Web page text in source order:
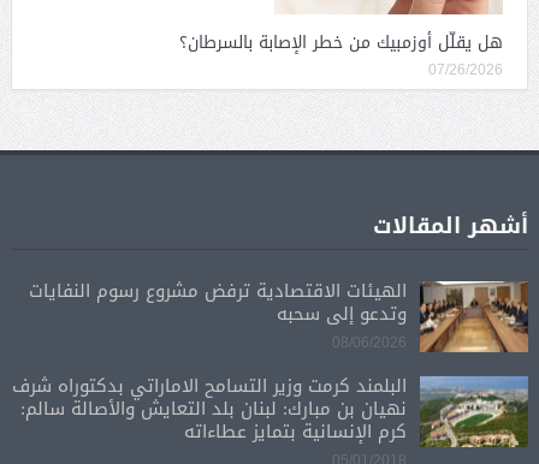
هل يقلّل أوزمبيك من خطر الإصابة بالسرطان؟
07/26/2026
أشهر المقالات
الهيئات الاقتصادية ترفض مشروع رسوم النفايات
وتدعو إلى سحبه
08/06/2026
البلمند كرمت وزير التسامح الاماراتي بدكتوراه شرف
نهيان بن مبارك: لبنان بلد التعايش والأصالة سالم:
كرم الإنسانية بتمايز عطاءاته
05/01/2018